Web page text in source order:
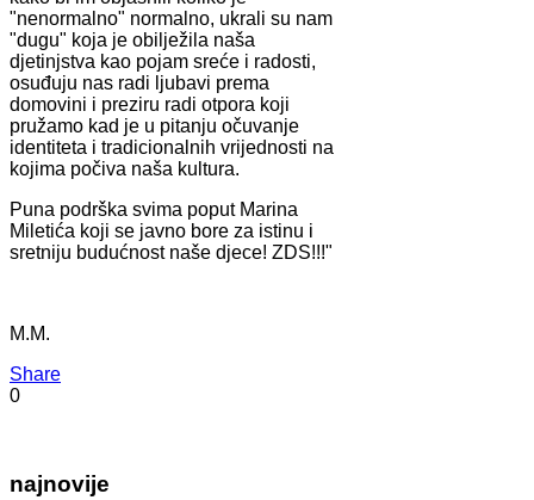
"nenormalno" normalno, ukrali su nam
"dugu" koja je obilježila naša
djetinjstva kao pojam sreće i radosti,
osuđuju nas radi ljubavi prema
domovini i preziru radi otpora koji
pružamo kad je u pitanju očuvanje
identiteta i tradicionalnih vrijednosti na
kojima počiva naša kultura.
Puna podrška svima poput Marina
Miletića koji se javno bore za istinu i
sretniju budućnost naše djece! ZDS!!!"
M.M.
Share
0
najnovije